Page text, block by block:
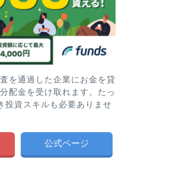
せないファン
高利回りのファンドを
新たに利回り16%と
【評判やリス
社を徹底解説!!
どうも、メカです。
を通過した企業にお金を貸
配金を受け取れます。たっ
投資スキルも必要ありませ
公式ページ